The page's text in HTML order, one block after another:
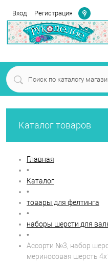
Вход Регистрация
Определение
Каталог товаров
Главная
•
Каталог
•
товары для фелтинга
•
наборы шерсти для
•
Ассорти №3, набор
мериносовая шерсть